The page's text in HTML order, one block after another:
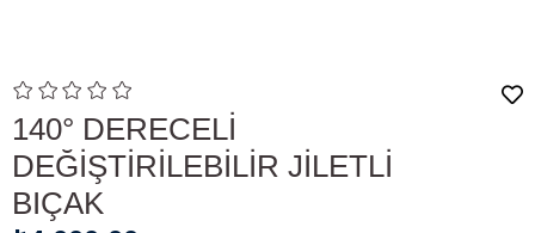
140° DERECELİ
DEĞİŞTİRİLEBİLİR JİLETLİ
BIÇAK